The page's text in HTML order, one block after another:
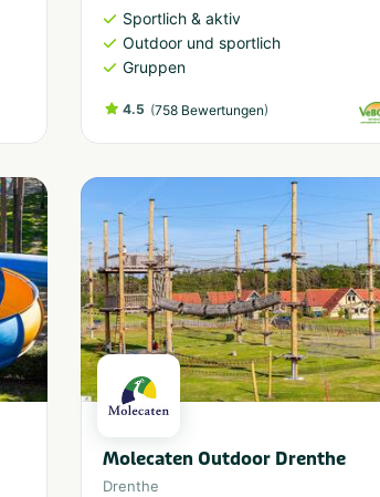
Sportlich & aktiv
Outdoor und sportlich
Gruppen
4.5 (758 Bewertungen)
Molecaten Outdoor Drenthe
Drenthe